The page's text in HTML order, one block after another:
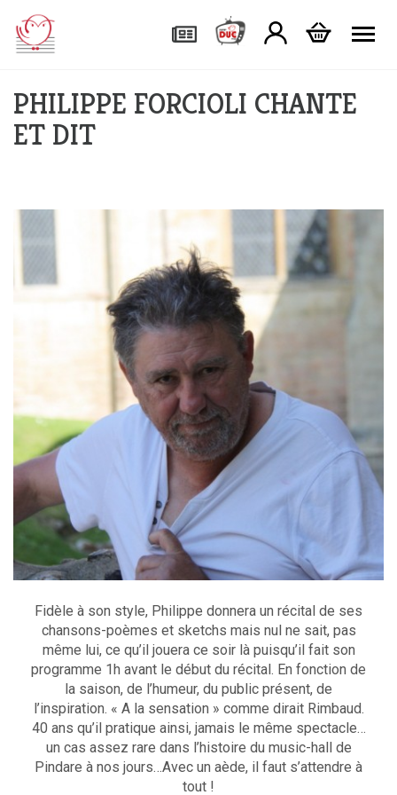
PHILIPPE FORCIOLI CHANTE
ET DIT
Fidèle à son style, Philippe donnera un récital de ses
chansons-poèmes et sketchs mais nul ne sait, pas
même lui, ce qu’il jouera ce soir là puisqu’il fait son
programme 1h avant le début du récital. En fonction de
la saison, de l’humeur, du public présent, de
l’inspiration. « A la sensation » comme dirait Rimbaud.
40 ans qu’il pratique ainsi, jamais le même spectacle…
un cas assez rare dans l’histoire du music-hall de
Pindare à nos jours…Avec un aède, il faut s’attendre à
tout !